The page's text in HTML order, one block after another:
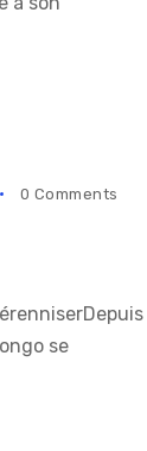
0 Comments
se